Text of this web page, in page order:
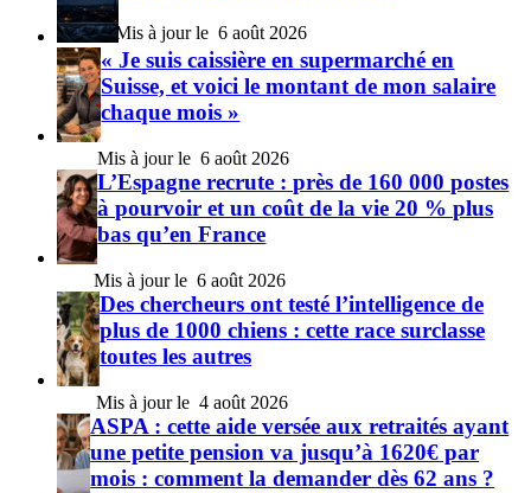
6 août 2026
« Je suis caissière en supermarché en
Suisse, et voici le montant de mon salaire
chaque mois »
6 août 2026
L’Espagne recrute : près de 160 000 postes
à pourvoir et un coût de la vie 20 % plus
bas qu’en France
6 août 2026
Des chercheurs ont testé l’intelligence de
plus de 1000 chiens : cette race surclasse
toutes les autres
4 août 2026
ASPA : cette aide versée aux retraités ayant
une petite pension va jusqu’à 1620€ par
mois : comment la demander dès 62 ans ?